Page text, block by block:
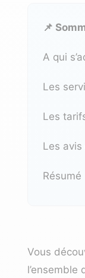
📌
A qui
Les
Les
Les
Résumé
Vous